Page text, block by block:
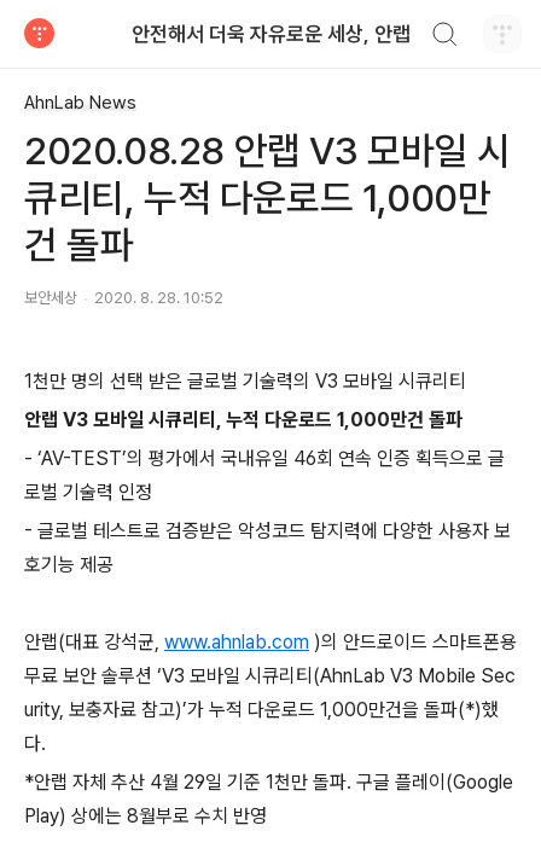
안전해서 더욱 자유로운 세상, 안랩
AhnLab News
2020.08.28 안랩 V3 모바일 시
큐리티, 누적 다운로드 1,000만
건 돌파
보안세상 2020. 8. 28. 10:52
1천만 명의 선택 받은 글로벌 기술력의 V3 모바일 시큐리티
안랩 V3 모바일 시큐리티 , 누적 다운로드 1,000만건 돌파
- ‘AV-TEST’의 평가에서 국내유일 46회 연속 인증 획득으로 글
로벌 기술력 인정
- 글로벌 테스트로 검증받은 악성코드 탐지력에 다양한 사용자 보
호기능 제공
안랩(대표 강석균, www.ahnlab.com )의 안드로이드 스마트폰용
무료 보안 솔루션 ‘V3 모바일 시큐리티 (AhnLab V3 Mobile Sec
urity, 보충자료 참고)’가 누적 다운로드 1,000만건을 돌파(*)했
다.
*안랩 자체 추산 4월 29일 기준 1천만 돌파. 구글 플레이 (Google
Play) 상에는 8월부로 수치 반영